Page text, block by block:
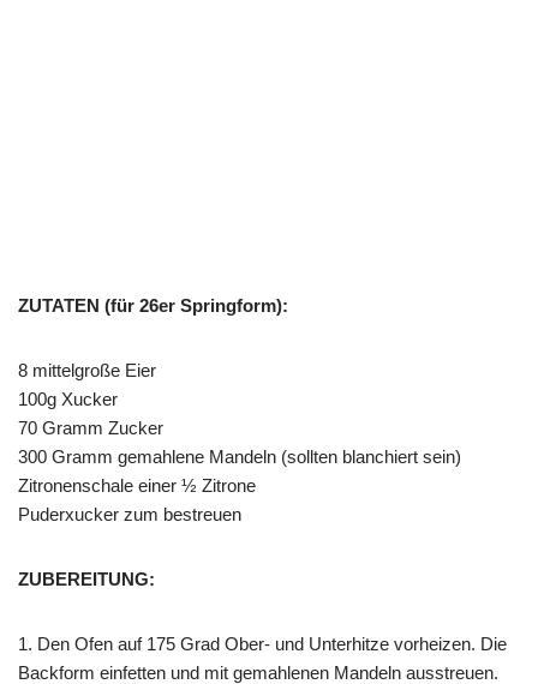
ZUTATEN (für 26er Springform):
8 mittelgroße Eier
100g Xucker
70 Gramm Zucker
300 Gramm gemahlene Mandeln (sollten blanchiert sein)
Zitronenschale einer ½ Zitrone
Puderxucker zum bestreuen
ZUBEREITUNG:
1. Den Ofen auf 175 Grad Ober- und Unterhitze vorheizen. Die
Backform einfetten und mit gemahlenen Mandeln ausstreuen.